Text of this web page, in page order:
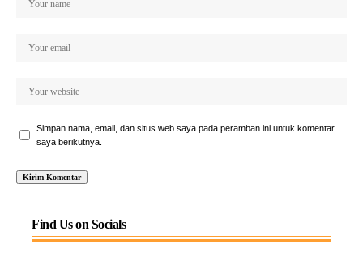
Simpan nama, email, dan situs web saya pada peramban ini untuk komentar
saya berikutnya.
Find Us on Socials